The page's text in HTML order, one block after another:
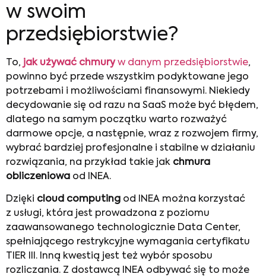
w swoim
przedsiębiorstwie?
To, jak używać chmuryw danym przedsiębiorstwie,
powinno być przede wszystkim podyktowane jego
potrzebami i możliwościami finansowymi. Niekiedy
decydowanie się od razu na SaaS może być błędem,
dlatego na samym początku warto rozważyć
darmowe opcje, a następnie, wraz z rozwojem firmy,
wybrać bardziej profesjonalne i stabilne w działaniu
rozwiązania, na przykład takie jak chmura
obliczeniowa od INEA.
Dzięki cloud computing od INEA można korzystać
z usługi, która jest prowadzona z poziomu
zaawansowanego technologicznie Data Center,
spełniającego restrykcyjne wymagania certyfikatu
TIER III. Inną kwestią jest też wybór sposobu
rozliczania. Z dostawcą INEA odbywać się to może